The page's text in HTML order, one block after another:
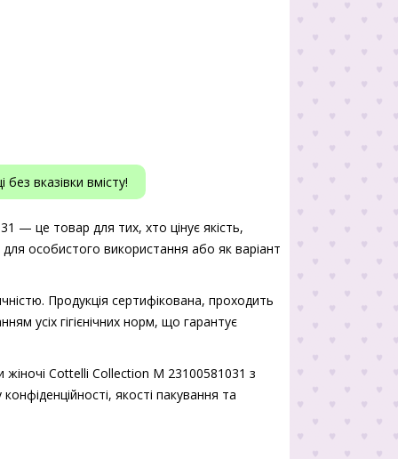
вказівки вмісту!
— це товар для тих, хто цінує якість,
особистого використання або як варіант
Продукція сертифікована, проходить
усіх гігієнічних норм, що гарантує
Cottelli Collection M 23100581031 з
якості пакування та